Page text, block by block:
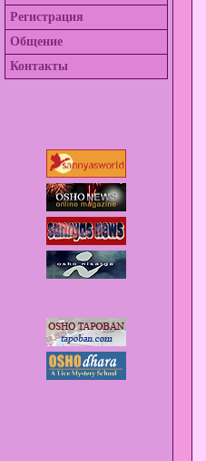
Регистрация
Общение
Контакты